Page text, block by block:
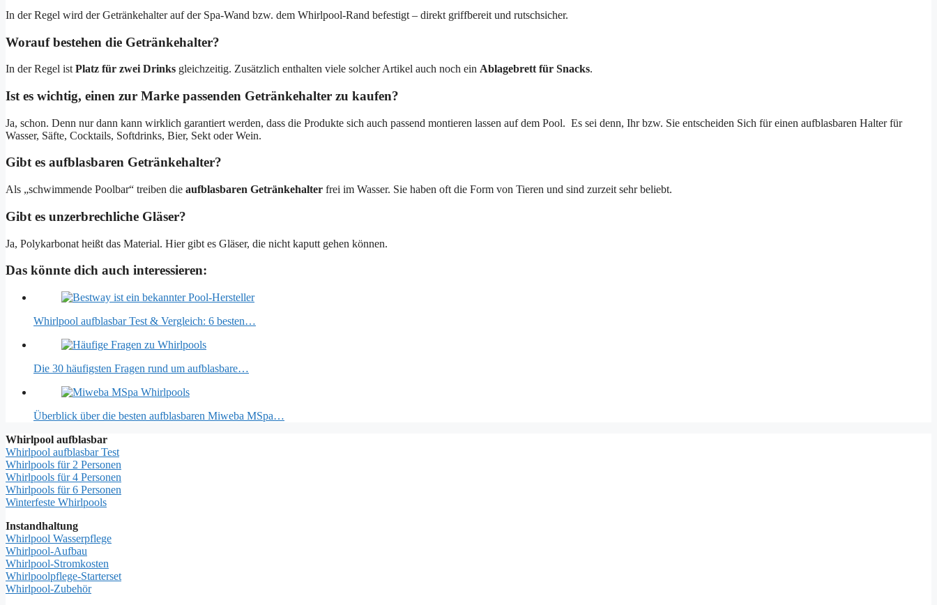
In der Regel wird der Getränkehalter auf der Spa-Wand bzw. dem Whirlpool-Rand befestigt – direkt griffbereit und rutschsicher.
Worauf bestehen die Getränkehalter?
In der Regel ist Platz für zwei Drinks gleichzeitig. Zusätzlich enthalten viele solcher Artikel auch noch ein Ablagebrett für Snacks.
Ist es wichtig, einen zur Marke passenden Getränkehalter zu kaufen?
Ja, schon. Denn nur dann kann wirklich garantiert werden, dass die Produkte sich auch passend montieren lassen auf dem Pool. Es sei denn, Ihr bzw. Sie entscheiden Sich für einen aufblasbaren Halter für
Wasser, Säfte, Cocktails, Softdrinks, Bier, Sekt oder Wein.
Gibt es aufblasbaren Getränkehalter?
Als „schwimmende Poolbar“ treiben die aufblasbaren Getränkehalter frei im Wasser. Sie haben oft die Form von Tieren und sind zurzeit sehr beliebt.
Gibt es unzerbrechliche Gläser?
Ja, Polykarbonat heißt das Material. Hier gibt es Gläser, die nicht kaputt gehen können.
Das könnte dich auch interessieren:
Whirlpool aufblasbar Test & Vergleich: 6 besten…
Die 30 häufigsten Fragen rund um aufblasbare…
Überblick über die besten aufblasbaren Miweba MSpa…
Whirlpool aufblasbar
Whirlpool aufblasbar Test
Whirlpools für 2 Personen
Whirlpools für 4 Personen
Whirlpools für 6 Personen
Winterfeste Whirlpools
Instandhaltung
Whirlpool Wasserpflege
Whirlpool-Aufbau
Whirlpool-Stromkosten
Whirlpoolpflege-Starterset
Whirlpool-Zubehör